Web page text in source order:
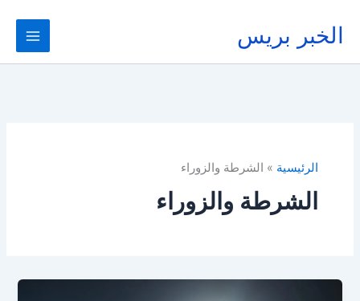
المحتوى
الخبر بريس
الرئيسية الشرطة والزوراء
الشرطة والزوراء